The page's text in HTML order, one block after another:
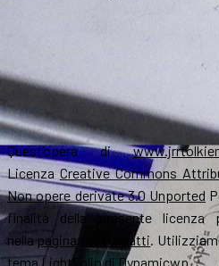
Quest’opera di
Licenza Creative Commons
Non opere derivate 3.0 Unported
finalità della presente licenza
nella pagina dei contatti.
tema LightFolio di Dynamicwp.